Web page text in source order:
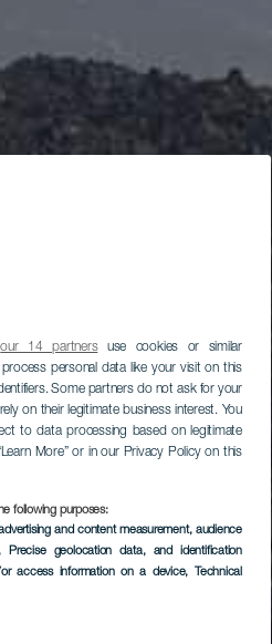
our 14 partnersuse cookies or similar
personal data like your visit on this
Some partners do not ask for your
on their legitimate business interest. You
to data processing based on legitimate
More” or in our Privacy Policy on this
following purposes:
and content measurement, audience
Precise geolocation data, and identification
access information on a device, Technical